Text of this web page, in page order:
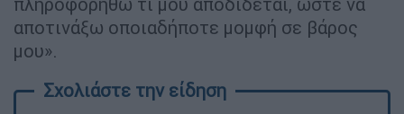
αποτινάξω οποιαδήποτε μομφή σε βάρος
μου».